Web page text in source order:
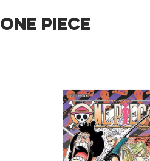
ONE PIECE